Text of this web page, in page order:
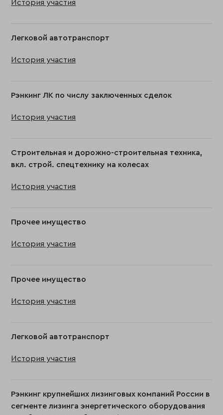
История участия
Легковой автотранспорт
История участия
Рэнкинг ЛК по числу заключенных сделок
История участия
Строительная и дорожно-строительная техника,
вкл. строй. спецтехнику на колесах
История участия
Прочее имущество
История участия
Прочее имущество
История участия
Легковой автотранспорт
История участия
Рэнкинг крупнейших лизинговых компаний России в
сегменте лизинга энергетического оборудования